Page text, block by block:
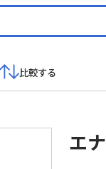
比較する
エ